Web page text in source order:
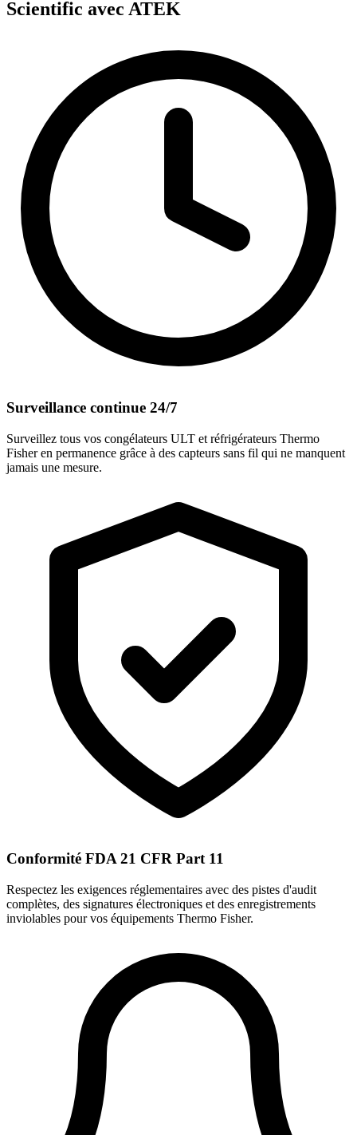
Scientific avec ATEK
Surveillance continue 24/7
Surveillez tous vos congélateurs ULT et réfrigérateurs Thermo
Fisher en permanence grâce à des capteurs sans fil qui ne manquent
jamais une mesure.
Conformité FDA 21 CFR Part 11
Respectez les exigences réglementaires avec des pistes d'audit
complètes, des signatures électroniques et des enregistrements
inviolables pour vos équipements Thermo Fisher.